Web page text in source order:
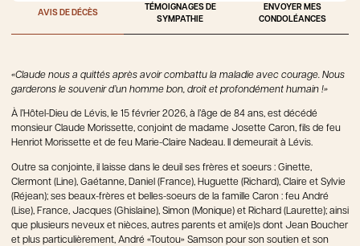
AVIS DE DÉCÈS
TÉMOIGNAGES DE
SYMPATHIE
ENVOYER MES
CONDOLÉANCES
«Claude nous a quittés après avoir combattu la maladie avec courage. Nous
garderons le souvenir d’un homme bon, droit et profondément humain !»
À l’Hôtel-Dieu de Lévis, le 15 février 2026, à l’âge de 84 ans, est décédé
monsieur Claude Morissette, conjoint de madame Josette Caron, fils de feu
Henriot Morissette et de feu Marie-Claire Nadeau. Il demeurait à Lévis.
Outre sa conjointe, il laisse dans le deuil ses frères et soeurs : Ginette,
Clermont (Line), Gaétanne, Daniel (France), Huguette (Richard), Claire et Sylvie
(Réjean); ses beaux-frères et belles-soeurs de la famille Caron : feu André
(Lise), France, Jacques (Ghislaine), Simon (Monique) et Richard (Laurette); ainsi
que plusieurs neveux et nièces, autres parents et ami(e)s dont Jean Boucher
et plus particulièrement, André «Toutou» Samson pour son soutien et son